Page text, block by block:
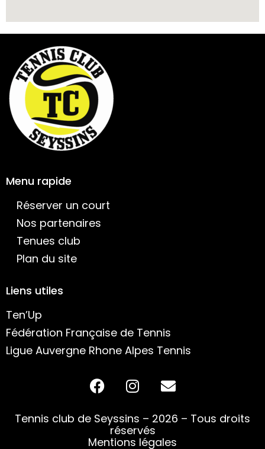
Menu rapide
Réserver un court
Nos partenaires
Tenues club
Plan du site
Liens utiles
Ten’Up
Fédération Française de Tennis
Ligue Auvergne Rhone Alpes Tennis
Tennis club de Seyssins – 2026 – Tous droits
réservés
Mentions légales